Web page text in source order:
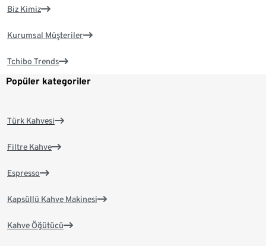
Biz Kimiz
Kurumsal Müşteriler
Tchibo Trends
Popüler kategoriler
Türk Kahvesi
Filtre Kahve
Espresso
Kapsüllü Kahve Makinesi
Kahve Öğütücü